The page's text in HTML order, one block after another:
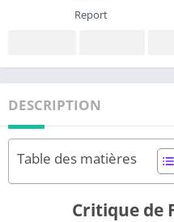
Report
DESCRIPTION
Table des matières
Critique de